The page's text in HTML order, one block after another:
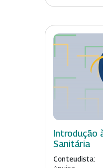
Introdução
Sanitária
Conteudista: